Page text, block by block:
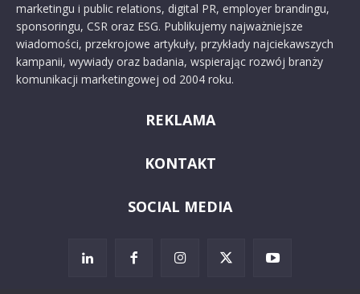
marketingu i public relations, digital PR, employer brandingu,
sponsoringu, CSR oraz ESG. Publikujemy najważniejsze
wiadomości, przekrojowe artykuły, przykłady najciekawszych
kampanii, wywiady oraz badania, wspierając rozwój branży
komunikacji marketingowej od 2004 roku.
REKLAMA
KONTAKT
SOCIAL MEDIA